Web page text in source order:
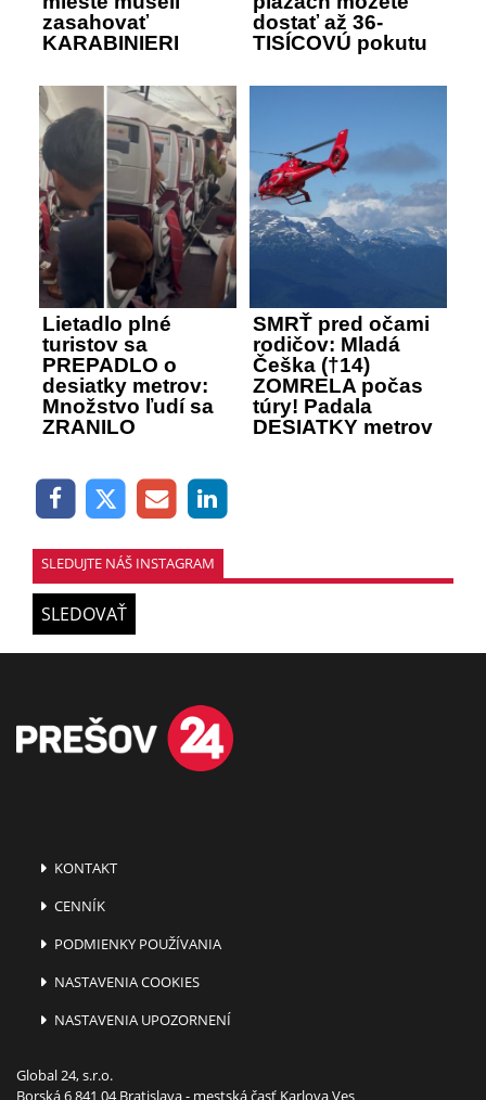
zasahovať
KARABINIERI
dostať až 36-
TISÍCOVÚ pokutu
Lietadlo plné
turistov sa
PREPADLO o
desiatky metrov:
Množstvo ľudí sa
ZRANILO
SMRŤ pred očami
rodičov: Mladá
Češka (†14)
ZOMRELA počas
túry! Padala
DESIATKY metrov
SLEDUJTE NÁŠ INSTAGRAM
SLEDOVAŤ
KONTAKT
CENNÍK
PODMIENKY POUŽÍVANIA
NASTAVENIA COOKIES
NASTAVENIA UPOZORNENÍ
Global 24, s.r.o.
Borská 6 841 04 Bratislava - mestská časť Karlova Ves